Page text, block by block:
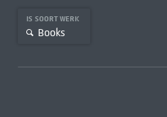
IS SOORT WERK
Books